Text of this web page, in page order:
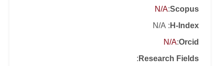
Scopus
:
N/A
H-Index
: N/A
Orcid
:
N/A
Research Fields
: